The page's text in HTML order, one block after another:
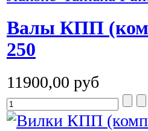
Валы КПП
250
11900,00 руб